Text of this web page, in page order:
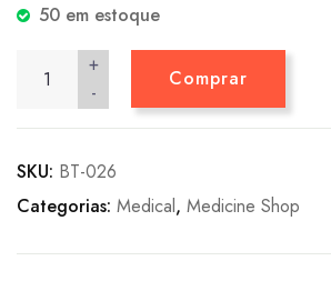
50 em estoque
-
+
Comprar
SKU: BT-026
Categorias: Medical, Medicine Shop